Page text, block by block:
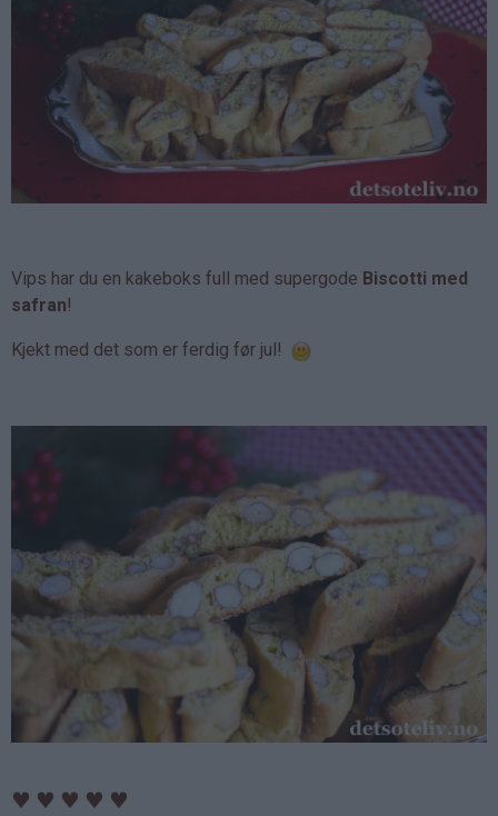
Vips har du en kakeboks full med supergode Biscotti med
safran!
Kjekt med det som er ferdig før jul!
♥ ♥ ♥ ♥ ♥